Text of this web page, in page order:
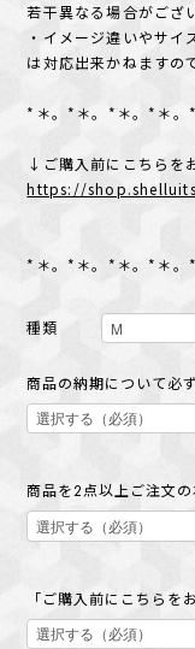
若干異なる場合がござ
・イメージ違いやサイ
は対応出来かねますの
*＊。*＊。*＊。*＊。
↓ご購入前にこちらを
https://
*＊。*＊。*＊。*＊。
種類
商品の納期について必
商品を2点以上ご注文の
「ご購入前にこちらを